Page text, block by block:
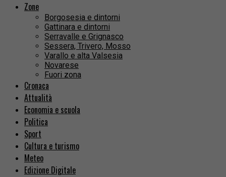
Zone
Borgosesia e dintorni
Gattinara e dintorni
Serravalle e Grignasco
Sessera, Trivero, Mosso
Varallo e alta Valsesia
Novarese
Fuori zona
Cronaca
Attualità
Economia e scuola
Politica
Sport
Cultura e turismo
Meteo
Edizione Digitale